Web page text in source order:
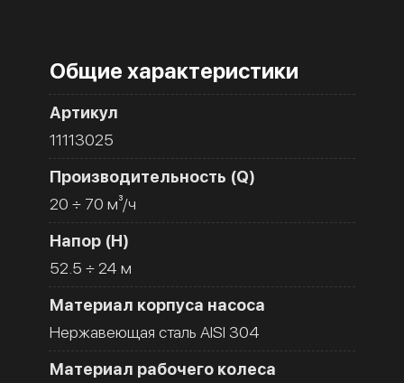
Общие характеристики
Артикул
11113025
Производительность (Q)
20 ÷ 70 м³/ч
Напор (H)
52.5 ÷ 24 м
Материал корпуса насоса
Нержавеющая сталь AISI 304
Материал рабочего колеса